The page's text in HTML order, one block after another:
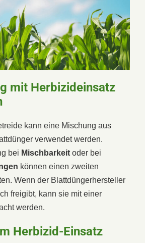
mit Herbizideinsatz
kann eine Mischung aus
verwendet werden.
bei Mischbarkeit oder bei
können einen zweiten
Wenn der Blattdüngerhersteller
freigibt, kann sie mit einer
werden.
Herbizid-Einsatz